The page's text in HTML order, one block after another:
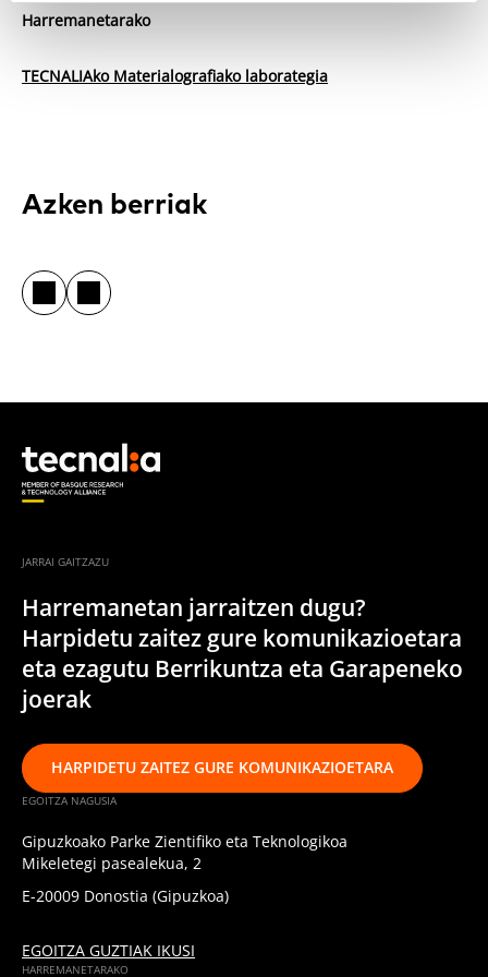
Harremanetarako
TECNALIAko Materialografiako laborategia
Azken berriak
JARRAI GAITZAZU
Harremanetan jarraitzen dugu?
Harpidetu zaitez gure komunikazioetara
eta ezagutu Berrikuntza eta Garapeneko
joerak
HARPIDETU ZAITEZ GURE KOMUNIKAZIOETARA
EGOITZA NAGUSIA
Gipuzkoako Parke Zientifiko eta Teknologikoa
Mikeletegi pasealekua, 2
E-20009 Donostia (Gipuzkoa)
EGOITZA GUZTIAK IKUSI
HARREMANETARAKO